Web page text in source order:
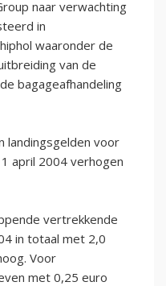
naar verwachting
in
waaronder de
van de
bagageafhandeling
landingsgelden voor
april 2004 verhogen
vertrekkende
in totaal met 2,0
Voor
met 0,25 euro